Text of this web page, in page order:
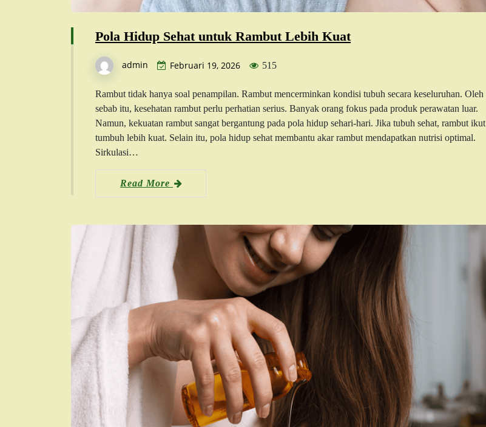
Pola Hidup Sehat untuk Rambut Lebih Kuat
admin Februari 19, 2026 515
Rambut tidak hanya soal penampilan. Rambut mencerminkan kondisi tubuh secara keseluruhan. Oleh
sebab itu, kesehatan rambut perlu perhatian serius. Banyak orang fokus pada produk perawatan luar.
Namun, kekuatan rambut sangat bergantung pada pola hidup sehari-hari. Jika tubuh sehat, rambut ikut
tumbuh lebih kuat. Selain itu, pola hidup sehat membantu akar rambut mendapatkan nutrisi optimal.
Sirkulasi…
Read More